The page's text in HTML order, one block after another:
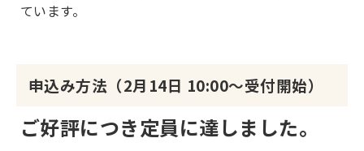
ています。
申込み方法（2月14日 10:00～受付開始）
ご好評につき定員に達しました。